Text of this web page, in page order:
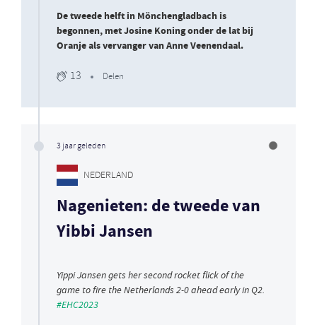
De tweede helft in Mönchengladbach is
begonnen, met Josine Koning onder de lat bij
Oranje als vervanger van Anne Veenendaal.
13 Delen
3 jaar geleden
NEDERLAND
Nagenieten: de tweede van
Yibbi Jansen
Yippi Jansen gets her second rocket flick of the
game to fire the Netherlands 2-0 ahead early in Q2.
#EHC2023